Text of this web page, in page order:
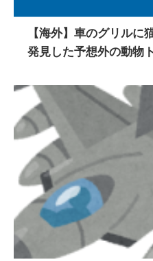
【海外】車のグリル
発見した予想外の動物